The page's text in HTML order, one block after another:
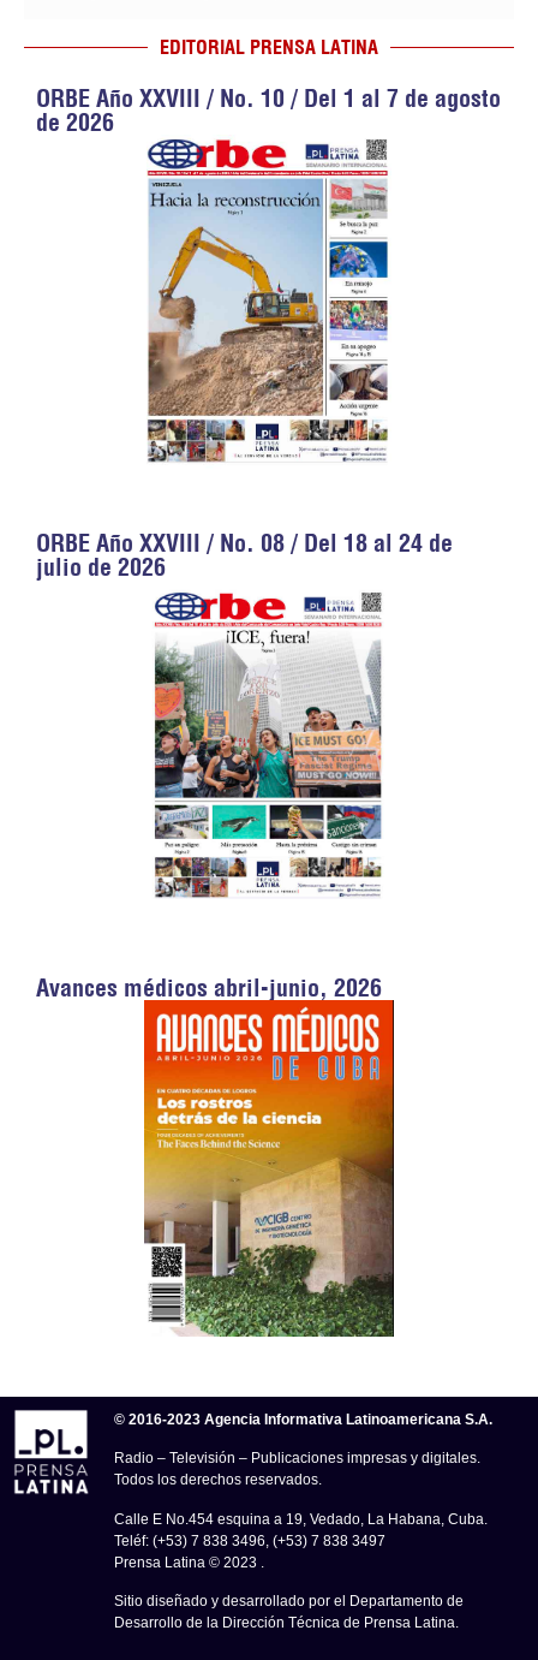
EDITORIAL PRENSA LATINA
ORBE Año XXVIII / No. 10 / Del 1 al 7 de agosto
de 2026
ORBE Año XXVIII / No. 08 / Del 18 al 24 de
julio de 2026
Avances médicos abril-junio, 2026
© 2016-2023 Agencia Informativa Latinoamericana S.A.
Radio – Televisión – Publicaciones impresas y digitales.
Todos los derechos reservados.
Calle E No.454 esquina a 19, Vedado, La Habana, Cuba.
Teléf: (+53) 7 838 3496, (+53) 7 838 3497
Prensa Latina © 2023 .
Sitio diseñado y desarrollado por el Departamento de
Desarrollo de la Dirección Técnica de Prensa Latina.